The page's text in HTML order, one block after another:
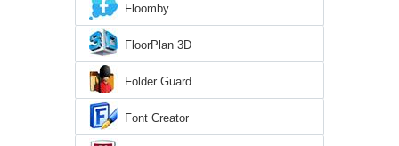
Floomby
FloorPlan 3D
Folder Guard
Font Creator